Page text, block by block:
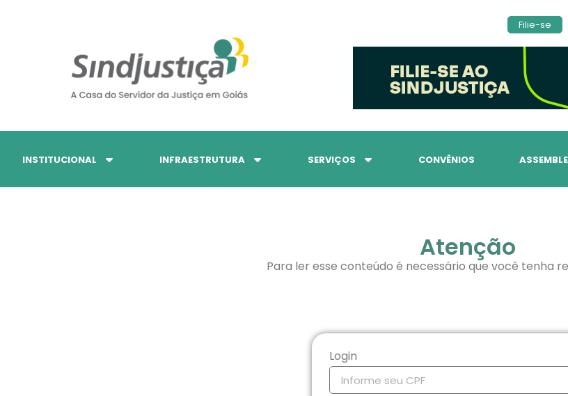
Filie-se
INSTITUCIONAL INFRAESTRUTURA SERVIÇOS CONVÊNIOS
Atenção
Para ler esse conteúdo é necessário que você tenha
Login